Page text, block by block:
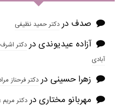
صدف دردکتر حمید نظیفی
آزاده عیدیوندی دردکتر
آبادی
زهرا حسینی دردکتر فرحناز
مهربانو مختاری دردکتر